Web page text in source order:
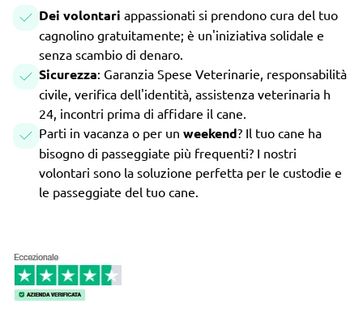
Dei volontari appassionati si prendono cura del tuo
cagnolino gratuitamente; è un'iniziativa solidale e
senza scambio di denaro.
Sicurezza: Garanzia Spese Veterinarie, responsabilità
civile, verifica dell'identità, assistenza veterinaria h
24, incontri prima di affidare il cane.
Parti in vacanza o per un weekend? Il tuo cane ha
bisogno di passeggiate più frequenti? I nostri
volontari sono la soluzione perfetta per le custodie e
le passeggiate del tuo cane.